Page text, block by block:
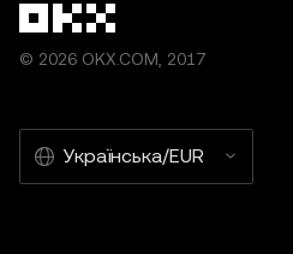
© 2026 OKX.COM, 2017
Українська/EUR